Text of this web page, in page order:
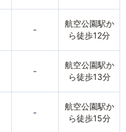
-
航空公園駅か
ら徒歩12分
-
航空公園駅か
ら徒歩13分
-
航空公園駅か
ら徒歩15分